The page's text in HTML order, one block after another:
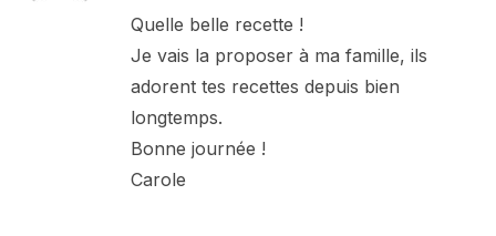
Quelle belle recette !
Je vais la proposer à ma famille, ils
adorent tes recettes depuis bien
longtemps.
Bonne journée !
Carole